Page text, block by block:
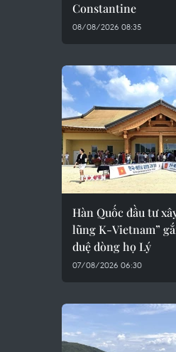
Constantine
08/08/2026 08:35
Hàn Quốc đầu tư
lũng K-Vietnam”
duệ dòng họ Lý
07/08/2026 06:30